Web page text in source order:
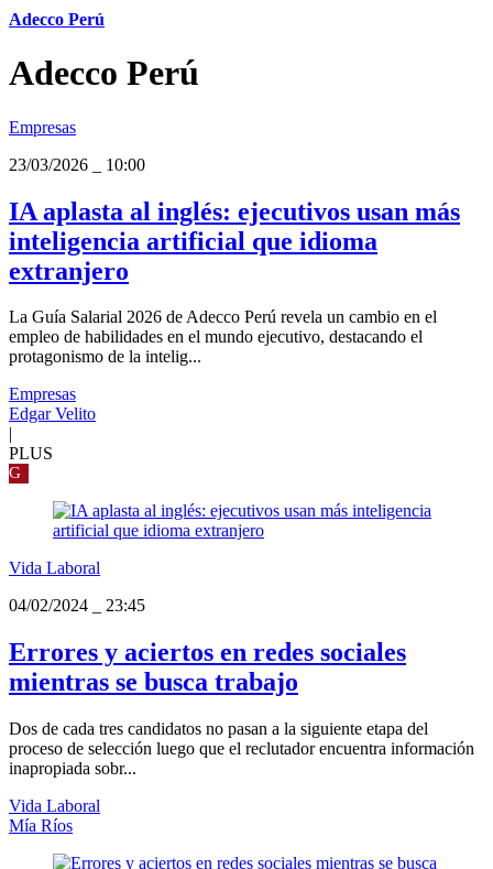
Adecco Perú
Adecco Perú
Empresas
23/03/2026
10:00
IA aplasta al inglés: ejecutivos usan más
inteligencia artificial que idioma
extranjero
La Guía Salarial 2026 de Adecco Perú revela un cambio en el
empleo de habilidades en el mundo ejecutivo, destacando el
protagonismo de la intelig...
Empresas
Edgar Velito
PLUS
G
Vida Laboral
04/02/2024
23:45
Errores y aciertos en redes sociales
mientras se busca trabajo
Dos de cada tres candidatos no pasan a la siguiente etapa del
proceso de selección luego que el reclutador encuentra información
inapropiada sobr...
Vida Laboral
Mía Ríos